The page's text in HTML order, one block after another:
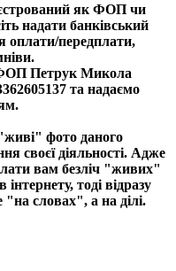
як ФОП чи
надати банківський
оплати/передплати,
Петрук Микола
та надаємо
фото даного
своєї діяльності. Адже
вам безліч "живих"
тоді відразу
словах", а на ділі.